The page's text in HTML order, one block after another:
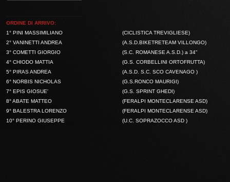
ORDINE DI ARRIVO:
1° PINI MASSIMILIANO
(CICLISTICA TREVIGLIESE)
2° VANINETTI ANDREA
(A.S.D.BIKETRETEAM VILLONGO)
3° COMETTI GIORGIO
(S.C. ROMANESE A.S.D.) a 34"
4° CHIODO MATTIA
(G.S. CORBELLINI ORTOFRUTTA)
5° PIRAS ANDREA
(A.S.D. S.C. SCO CAVENAGO )
6° NORBIS NICHOLAS
(G.S.RONCO MAURIGI)
7° EPIS GIOSUE'
(G.S. SPRINT GHEDI)
8° ABATE MATTEO
(FERALPI MONTECLARENSE ASD)
9° BALESTRA LORENZO
(FERALPI MONTECLARENSE ASD)
10° PERINO GIUSEPPE
(U.C. SOPRAZOCCO ASD )